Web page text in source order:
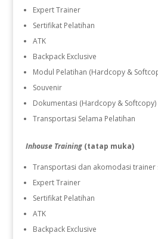
Expert Trainer
Sertifikat Pelatihan
ATK
Backpack Exclusive
Modul Pelatihan (Hardcopy &
Souvenir
Dokumentasi (Hardcopy & Softcopy)
Transportasi Selama Pelatihan
Inhouse Training (tatap muka)
Transportasi dan akomodasi
Expert Trainer
Sertifikat Pelatihan
ATK
Backpack Exclusive